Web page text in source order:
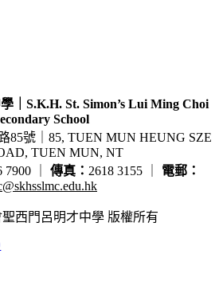
｜S.K.H. St. Simon’s Lui Ming Choi
School
85號｜85, TUEN MUN HEUNG SZE
TUEN MUN, NT
7900 ｜ 傳真： 2618 3155 ｜ 電郵：
西門呂明才中學 版權所有